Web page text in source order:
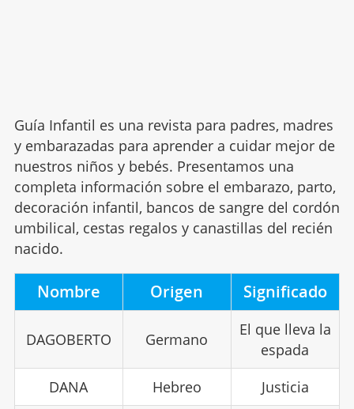
Guía Infantil es una revista para padres, madres
y embarazadas para aprender a cuidar mejor de
nuestros niños y bebés. Presentamos una
completa información sobre el embarazo, parto,
decoración infantil, bancos de sangre del cordón
umbilical, cestas regalos y canastillas del recién
nacido.
Nombre Origen Significado
DAGOBERTO Germano
El que lleva la
espada
DANA
Hebreo
Justicia